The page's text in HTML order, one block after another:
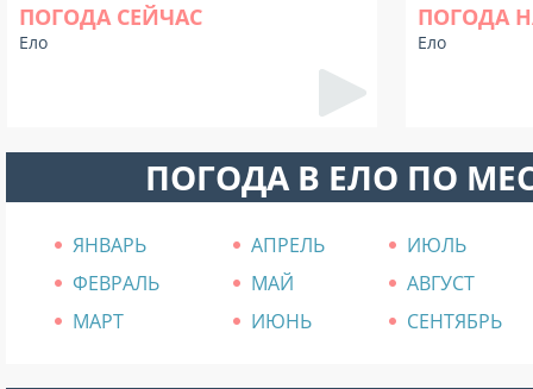
ПОГОДА СЕЙЧАС
Ело
ПОГОДА
Ело
ПОГОДА В ЕЛО ПО
ЯНВАРЬ АПРЕЛЬ
ИЮЛЬ
ФЕВРАЛЬ
МАЙ
АВГУСТ
МАРТ
ИЮНЬ СЕНТЯБРЬ